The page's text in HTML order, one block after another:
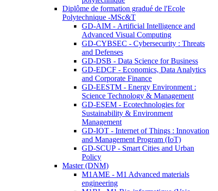
Diplôme de formation gradué de l'Ecole
Polytechnique -MSc&T
GD-AIM - Artificial Intelligence and
Advanced Visual Computing
GD-CYBSEC - Cybersecurity : Threats
and Defenses
GD-DSB - Data Science for Business
GD-EDCF - Economics, Data Analytics
and Corporate Finance
GD-EESTM - Energy Environment :
Science Technology & Management
GD-ESEM - Ecotechnologies for
Sustainability & Environment
Management
GD-IOT - Internet of Things : Innovation
and Management Program (IoT)
GD-SCUP - Smart Cities and Urban
Policy
Master (DNM)
M1AME - M1 Advanced materials
engineering